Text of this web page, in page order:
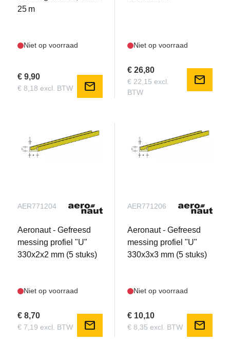
25 m
Niet op voorraad
€ 9,90
€ 8,18 excl. BTW mail
Niet op voorraad
€ 26,80
€ 22,15 excl.
BTW
mail
AER771204
Aeronaut - Gefreesd
messing profiel "U"
330x2x2 mm (5 stuks)
Niet op voorraad
€ 8,70
€ 7,19 excl. BTW mail
AER771206
Aeronaut - Gefreesd
messing profiel "U"
330x3x3 mm (5 stuks)
Niet op voorraad
€ 10,10
€ 8,35 excl. BTW mail